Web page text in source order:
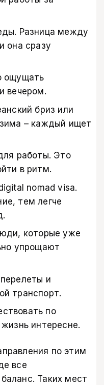
Разница между
она сразу
ощущать
вечером.
бриз или
– каждый ищет
работы. Это
в ритм.
nomad visa.
тем легче
которые уже
упрощают
и
транспорт.
по
интересне.
по этим
все
Таких мест